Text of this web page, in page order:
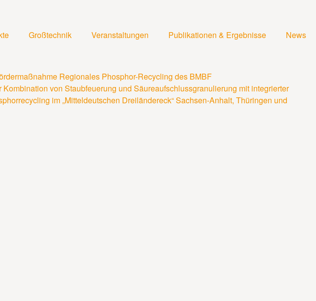
Großtechnik Veranstaltungen Publikationen & Ergebnisse News
Regionales Phosphor-Recycling des BMBF
von Staubfeuerung und Säureaufschlussgranulierung mit integrierter
im „Mitteldeutschen Dreiländereck“ Sachsen-Anhalt, Thüringen und